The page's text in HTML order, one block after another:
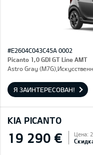
#E2604C043C45A 0002
Picanto 1,0 GDI GT Line AMT
Astro Gray
Я ЗАИНТЕРЕСОВАН!
KIA PICANTO
19 290 € Цена: